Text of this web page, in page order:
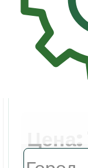
Цена: